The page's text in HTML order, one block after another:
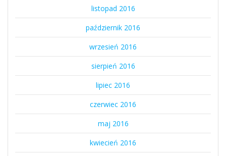
listopad 2016
październik 2016
wrzesień 2016
sierpień 2016
lipiec 2016
czerwiec 2016
maj 2016
kwiecień 2016